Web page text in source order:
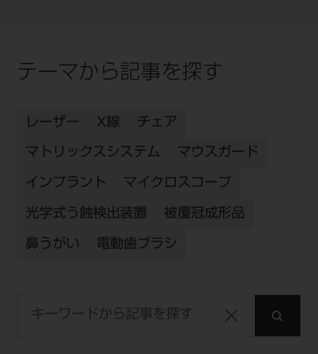
テーマから記事を探す
レーザー X線 チェア
マトリックスシステム マウスガード
インプラント マイクロスコープ
光学式う蝕検出装置 被覆冠成形品
鼻うがい 電動歯ブラシ